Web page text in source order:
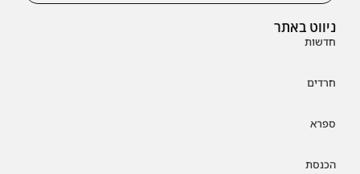
ניווט באתר
חדשות
חרדים
ספרא
הכנסת